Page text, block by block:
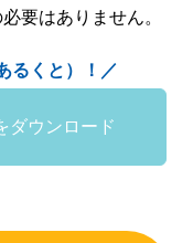
要はありません。
るくと）！／
ダウンロード